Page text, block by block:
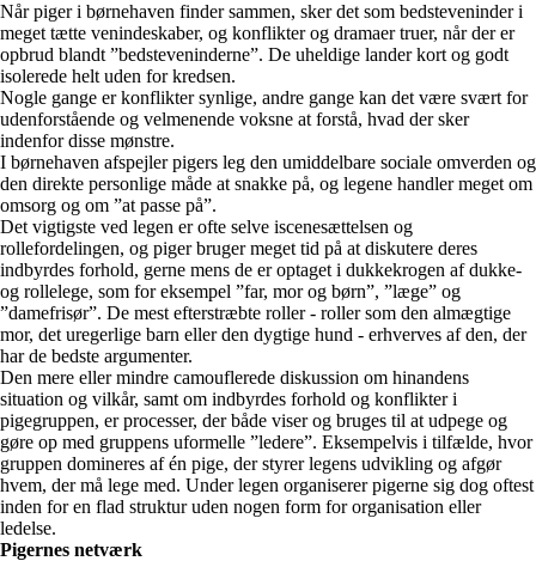
Når piger i børnehaven finder sammen, sker det som bedsteveninder i
meget tætte venindeskaber, og konflikter og dramaer truer, når der er
opbrud blandt ”bedsteveninderne”. De uheldige lander kort og godt
isolerede helt uden for kredsen.
Nogle gange er konflikter synlige, andre gange kan det være svært for
udenforstående og velmenende voksne at forstå, hvad der sker
indenfor disse mønstre.
I børnehaven afspejler pigers leg den umiddelbare sociale omverden og
den direkte personlige måde at snakke på, og legene handler meget om
omsorg og om ”at passe på”.
Det vigtigste ved legen er ofte selve iscenesættelsen og
rollefordelingen, og piger bruger meget tid på at diskutere deres
indbyrdes forhold, gerne mens de er optaget i dukkekrogen af dukke-
og rollelege, som for eksempel ”far, mor og børn”, ”læge” og
”damefrisør”. De mest efterstræbte roller - roller som den almægtige
mor, det uregerlige barn eller den dygtige hund - erhverves af den, der
har de bedste argumenter.
Den mere eller mindre camouflerede diskussion om hinandens
situation og vilkår, samt om indbyrdes forhold og konflikter i
pigegruppen, er processer, der både viser og bruges til at udpege og
gøre op med gruppens uformelle ”ledere”. Eksempelvis i tilfælde, hvor
gruppen domineres af én pige, der styrer legens udvikling og afgør
hvem, der må lege med. Under legen organiserer pigerne sig dog oftest
inden for en flad struktur uden nogen form for organisation eller
ledelse.
Pigernes netværk